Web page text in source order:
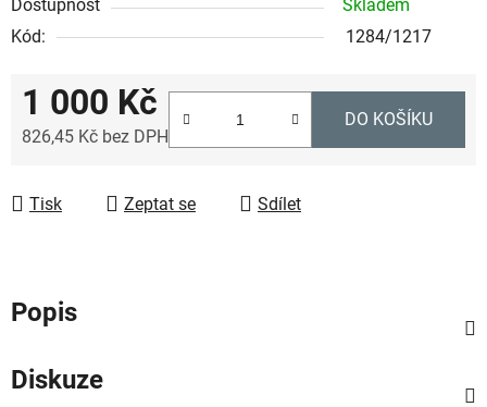
Dostupnost
Skladem
Kód:
1284/1217
1 000 Kč
826,45 Kč bez DPH
DO KOŠÍKU
Tisk Zeptat se Sdílet
Popis
Diskuze